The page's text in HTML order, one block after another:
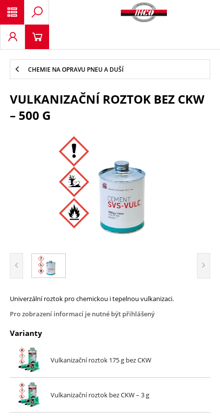
CHEMIE NA OPRAVU PNEU A DUŠÍ
VULKANIZAČNÍ ROZTOK BEZ CKW
– 500 G
Univerzální roztok pro chemickou i tepelnou vulkanizaci.
Pro zobrazení informací je nutné být přihlášený
Varianty
Vulkanizační roztok 175 g bez CKW
Vulkanizační roztok bez CKW – 3 g